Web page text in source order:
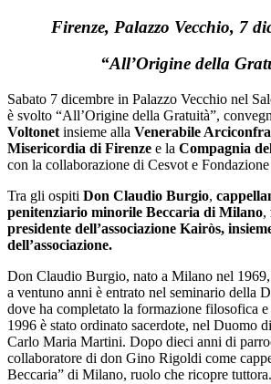
Firenze, Palazzo Vecchio, 7
“All’Origine della
Sabato 7 dicembre in Palazzo Vecchio nel
è svolto “All’Origine della Gratuità”,
Voltonet insieme alla Venerabile
Misericordia di Firenze e la Compagnia
con la collaborazione di Cesvot e
Tra gli ospiti Don Claudio Burgio,
penitenziario minorile Beccaria di Milano,
presidente dell’associazione Kairòs,
dell’associazione.
Don Claudio Burgio, nato a Milano nel
a ventuno anni è entrato nel seminario della
dove ha completato la formazione filosofica
1996 è stato ordinato sacerdote, nel Duomo
Carlo Maria Martini. Dopo dieci anni di
collaboratore di don Gino Rigoldi come
Beccaria” di Milano, ruolo che ricopre tuttora.